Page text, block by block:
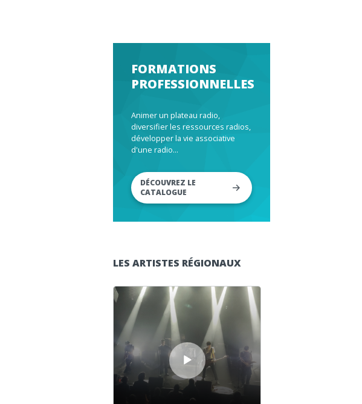
FORMATIONS
PROFESSIONNELLES
Animer un plateau radio,
diversifier les ressources radios,
développer la vie associative
d'une radio...
DÉCOUVREZ LE
CATALOGUE
LES ARTISTES RÉGIONAUX
Lecteur audio